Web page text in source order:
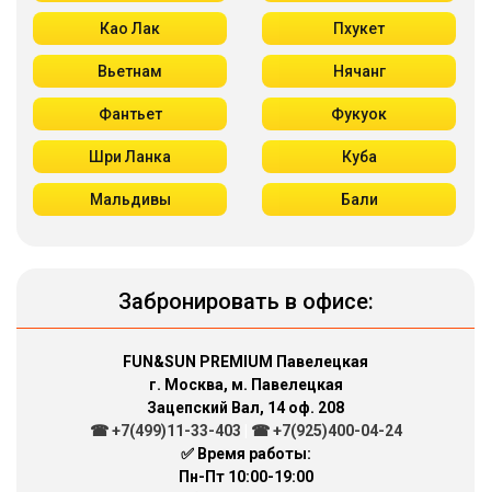
Као Лак Пхукет
Вьетнам Нячанг
Фантьет Фукуок
Шри Ланка Куба
Мальдивы Бали
Забронировать в офисе:
FUN&SUN PREMIUM Павелецкая
г. Москва, м. Павелецкая
Зацепский Вал, 14 оф. 208
☎ +7(499)11-33-403
☎ +7(925)400-04-24
✅ Время работы:
Пн-Пт 10:00-19:00